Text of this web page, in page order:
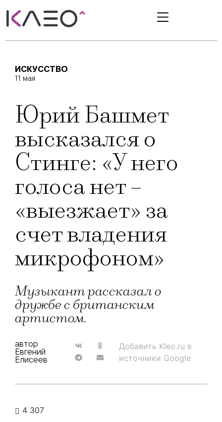
ИСКУССТВО
11 мая
Юрий Башмет
высказался о
Стинге: «У него
голоса нет –
«выезжает» за
счет владения
микрофоном»
Музыкант рассказал о
дружбе с британским
артистом.
автор
Евгений
Елисеев
Добавить Kleo.ru в
источники Google
4 307